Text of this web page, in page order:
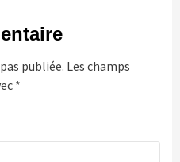
publiée. Les champs
*